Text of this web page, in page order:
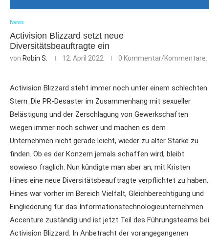
News
Activision Blizzard setzt neue
Diversitätsbeauftragte ein
von Robin S. 12. April 2022 0 Kommentar/Kommentare:
Activision Blizzard steht immer noch unter einem schlechten
Stern. Die PR-Desaster im Zusammenhang mit sexueller
Belästigung und der Zerschlagung von Gewerkschaften
wiegen immer noch schwer und machen es dem
Unternehmen nicht gerade leicht, wieder zu alter Stärke zu
finden. Ob es der Konzern jemals schaffen wird, bleibt
sowieso fraglich. Nun kündigte man aber an, mit Kristen
Hines eine neue Diversitätsbeauftragte verpflichtet zu haben.
Hines war vorher im Bereich Vielfalt, Gleichberechtigung und
Eingliederung für das Informationstechnologieunternehmen
Accenture zuständig und ist jetzt Teil des Führungsteams bei
Activision Blizzard. In Anbetracht der vorangegangenen